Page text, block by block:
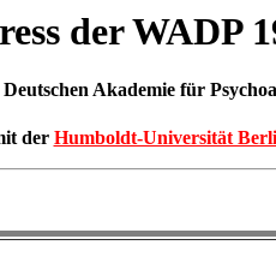
der WADP
Akademie für
der Humboldt-Universität